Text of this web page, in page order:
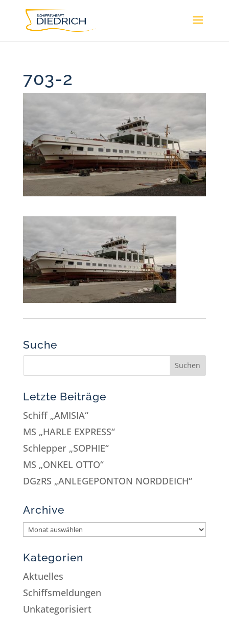
703-2
Suche
Letzte Beiträge
Schiff „AMISIA“
MS „HARLE EXPRESS“
Schlepper „SOPHIE“
MS „ONKEL OTTO“
DGzRS „ANLEGEPONTON NORDDEICH“
Archive
Kategorien
Aktuelles
Schiffsmeldungen
Unkategorisiert